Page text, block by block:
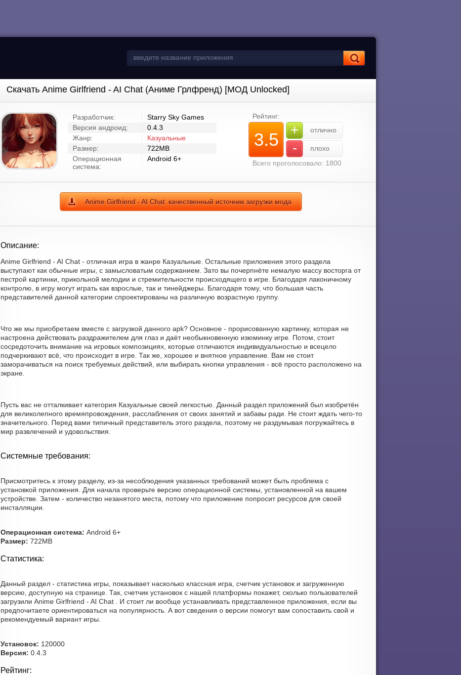
Скачать Anime Girlfriend - AI Chat (Аниме Грлфренд) [МОД Unlocked]
Разработчик:
Starry Sky Games
Версия андроид:
0.4.3
Жанр:
Казуальные
Размер:
722MB
Операционная
система:
Android 6+
Рейтинг:
3.5 + отлично
-
плохо
Всего проголосовало: 1800
Anime Girlfriend - AI Chat: качественный источник загрузки мода
Описание:
Anime Girlfriend - AI Chat - отличная игра в жанре Казуальные. Остальные приложения этого раздела
выступают как обычные игры, с замысловатым содержанием. Зато вы почерпнёте немалую массу восторга от
пестрой картинки, прикольной мелодии и стремительности происходящего в игре. Благодаря лаконичному
контролю, в игру могут играть как взрослые, так и тинейджеры. Благодаря тому, что большая часть
представителей данной категории спроектированы на различную возрастную группу.
Что же мы приобретаем вместе с загрузкой данного apk? Основное - прорисованную картинку, которая не
настроена действовать раздражителем для глаз и даёт необыкновенную изюминку игре. Потом, стоит
сосредоточить внимание на игровых композициях, которые отличаются индивидуальностью и всецело
подчеркивают всё, что происходит в игре. Так же, хорошее и внятное управление. Вам не стоит
заморачиваться на поиск требуемых действий, или выбирать кнопки управления - всё просто расположено на
экране.
Пусть вас не отталкивает категория Казуальные своей легкостью. Данный раздел приложений был изобретён
для великолепного времяпровождения, расслабления от своих занятий и забавы ради. Не стоит ждать чего-то
значительного. Перед вами типичный представитель этого раздела, поэтому не раздумывая погружайтесь в
мир развлечений и удовольствия.
Системные требования:
Присмотритесь к этому разделу, из-за несоблюдения указанных требований может быть проблема с
установкой приложения. Для начала проверьте версию операционной системы, установленной на вашем
устройстве. Затем - количество незанятого места, потому что приложение попросит ресурсов для своей
инсталляции.
Операционная система: Android 6+
Размер: 722MB
Статистика:
Данный раздел - статистика игры, показывает насколько классная игра, счетчик установок и загруженную
версию, доступную на странице. Так, счетчик установок с нашей платформы покажет, сколько пользователей
загрузили Anime Girlfriend - AI Chat . И стоит ли вообще устанавливать представленное приложения, если вы
предпочитаете ориентироваться на популярность. А вот сведения о версии помогут вам сопоставить свой и
рекомендуемый вариант игры.
Установок: 120000
Версия: 0.4.3
Рейтинг: